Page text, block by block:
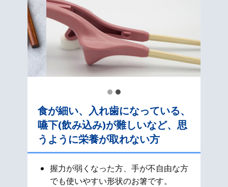
食が細い、入れ歯になっている、
嚥下(飲み込み)が難しいなど、思
うように栄養が取れない方
握力が弱くなった方、手が不自由な方
でも使いやすい形状のお箸です。